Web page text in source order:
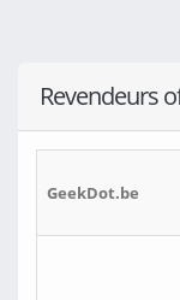
Revendeurs
GeekDot.be